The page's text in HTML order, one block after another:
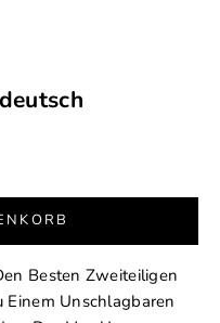
Besten Zweiteiligen
Unschlagbaren